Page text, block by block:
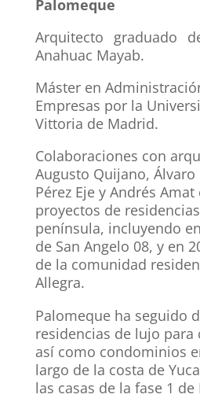
Palomeque
Arquitecto graduado
Anahuac Mayab.
Máster en
Empresas por la
Vittoria de Madrid.
Colaboraciones con
Augusto Quijano, Álvaro
Pérez Eje y Andrés
proyectos de
península, incluyendo
de San Angelo 08, y en
de la comunidad
Allegra.
Palomeque ha seguido
residencias de lujo para
así como condominios
largo de la costa de
las casas de la fase 1